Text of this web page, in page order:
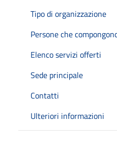
Tipo di organizzazione
Persone che
Elenco servizi offerti
Sede principale
Contatti
Ulteriori informazioni